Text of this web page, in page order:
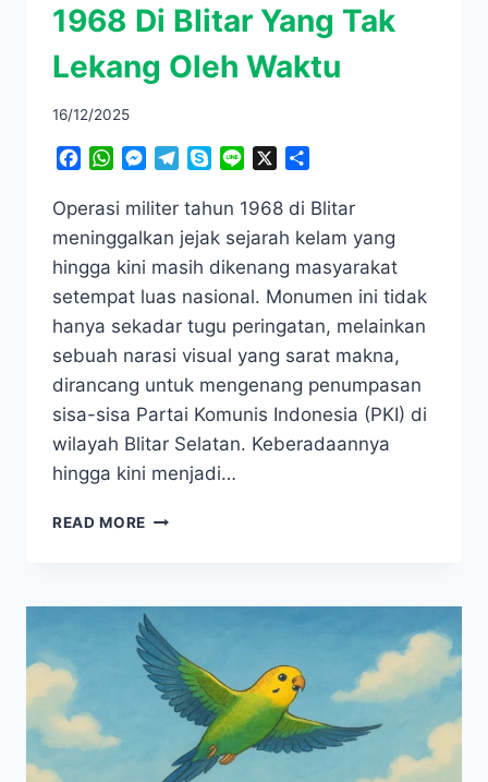
1968 Di Blitar Yang Tak
Lekang Oleh Waktu
16/12/2025
Facebook
WhatsApp
Messenger
TelegramSkypeLine
Operasi militer tahun 1968 di Blitar
meninggalkan jejak sejarah kelam yang
hingga kini masih dikenang masyarakat
setempat luas nasional. Monumen ini tidak
hanya sekadar tugu peringatan, melainkan
sebuah narasi visual yang sarat makna,
dirancang untuk mengenang penumpasan
sisa-sisa Partai Komunis Indonesia (PKI) di
wilayah Blitar Selatan. Keberadaannya
hingga kini menjadi…
READ MORE JEJAK
DI
BLITAR
YANG
TAK
LEKANG
OLEH
WAKTU